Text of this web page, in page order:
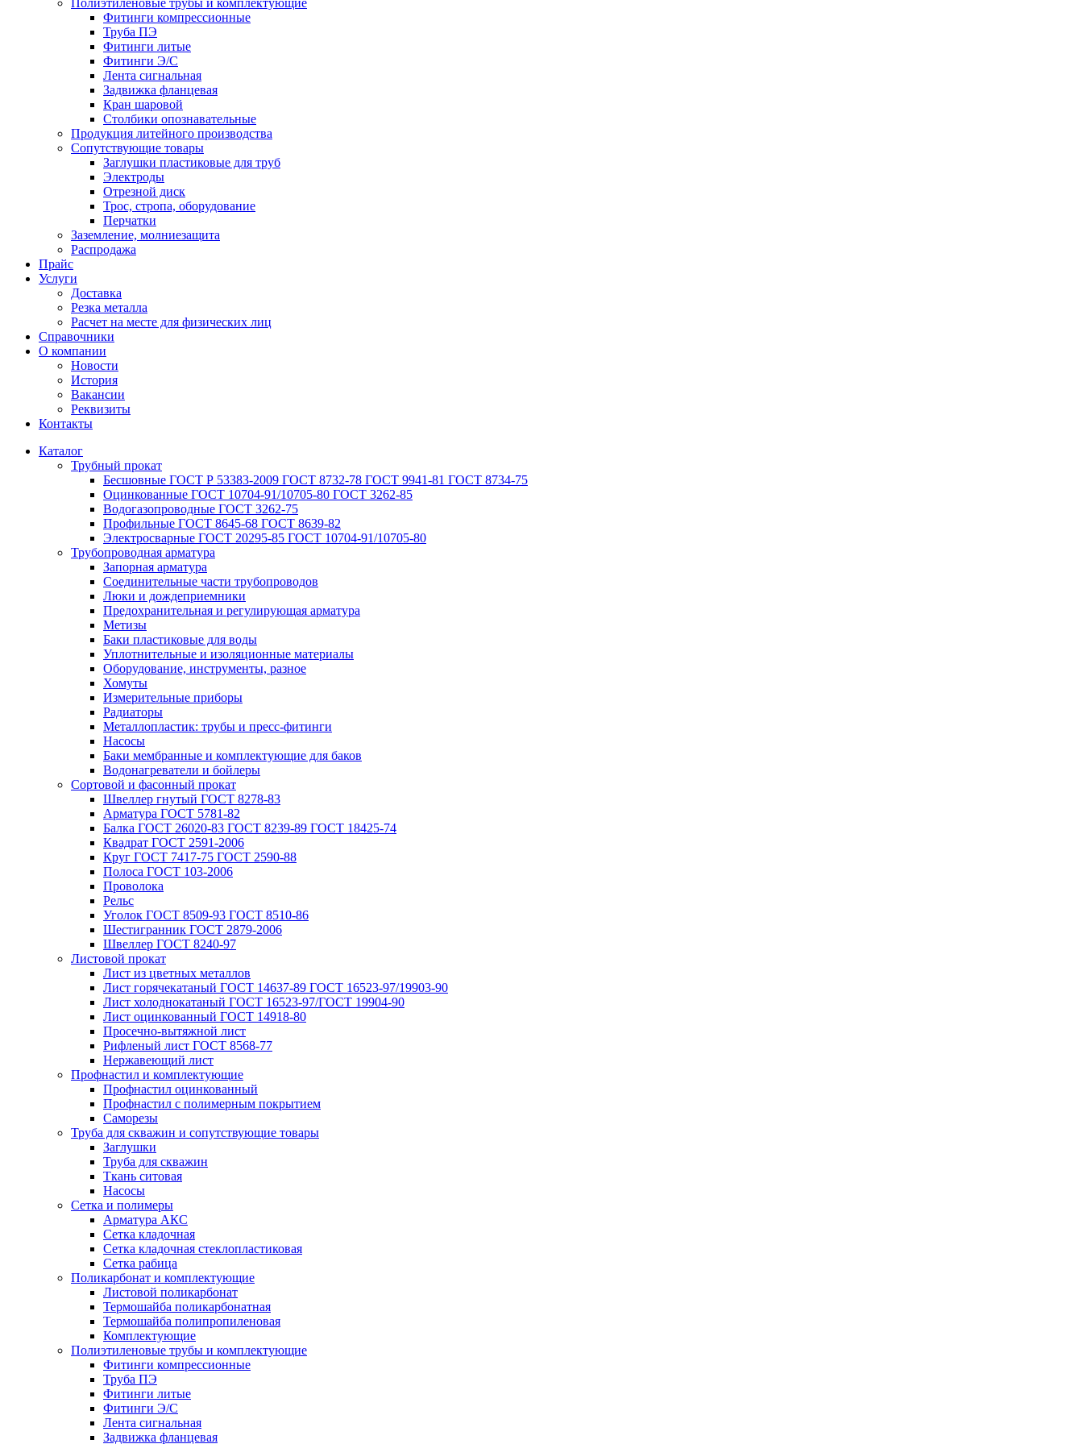
Полиэтиленовые трубы и комплектующие
Фитинги компрессионные
Труба ПЭ
Фитинги литые
Фитинги Э/С
Лента сигнальная
Задвижка фланцевая
Кран шаровой
Столбики опознавательные
Продукция литейного производства
Сопутствующие товары
Заглушки пластиковые для труб
Электроды
Отрезной диск
Трос, стропа, оборудование
Перчатки
Заземление, молниезащита
Распродажа
Прайс
Услуги
Доставка
Резка металла
Расчет на месте для физических лиц
Справочники
О компании
Новости
История
Вакансии
Реквизиты
Контакты
Каталог
Трубный прокат
Беcшовные ГОСТ Р 53383-2009 ГОСТ 8732-78 ГОСТ 9941-81 ГОСТ 8734-75
Оцинкованные ГОСТ 10704-91/10705-80 ГОСТ 3262-85
Водогазопроводные ГОСТ 3262-75
Профильные ГОСТ 8645-68 ГОСТ 8639-82
Электросварные ГОСТ 20295-85 ГОСТ 10704-91/10705-80
Трубопроводная арматура
Запорная арматура
Соединительные части трубопроводов
Люки и дождеприемники
Предохранительная и регулирующая арматура
Метизы
Баки пластиковые для воды
Уплотнительные и изоляционные материалы
Оборудование, инструменты, разное
Хомуты
Измерительные приборы
Радиаторы
Металлопластик: трубы и пресс-фитинги
Насосы
Баки мембранные и комплектующие для баков
Водонагреватели и бойлеры
Сортовой и фасонный прокат
Швеллер гнутый ГОСТ 8278-83
Арматура ГОСТ 5781-82
Балка ГОСТ 26020-83 ГОСТ 8239-89 ГОСТ 18425-74
Квадрат ГОСТ 2591-2006
Круг ГОСТ 7417-75 ГОСТ 2590-88
Полоса ГОСТ 103-2006
Проволока
Рельс
Уголок ГОСТ 8509-93 ГОСТ 8510-86
Шестигранник ГОСТ 2879-2006
Швеллер ГОСТ 8240-97
Листовой прокат
Лист из цветных металлов
Лист горячекатаный ГОСТ 14637-89 ГОСТ 16523-97/19903-90
Лист холоднокатаный ГОСТ 16523-97/ГОСТ 19904-90
Лист оцинкованный ГОСТ 14918-80
Просечно-вытяжной лист
Рифленый лист ГОСТ 8568-77
Нержавеющий лист
Профнастил и комплектующие
Профнастил оцинкованный
Профнастил с полимерным покрытием
Саморезы
Труба для скважин и сопутствующие товары
Заглушки
Труба для скважин
Ткань ситовая
Насосы
Сетка и полимеры
Арматура АКС
Сетка кладочная
Сетка кладочная стеклопластиковая
Сетка рабица
Поликарбонат и комплектующие
Листовой поликарбонат
Термошайба поликарбонатная
Термошайба полипропиленовая
Комплектующие
Полиэтиленовые трубы и комплектующие
Фитинги компрессионные
Труба ПЭ
Фитинги литые
Фитинги Э/С
Лента сигнальная
Задвижка фланцевая